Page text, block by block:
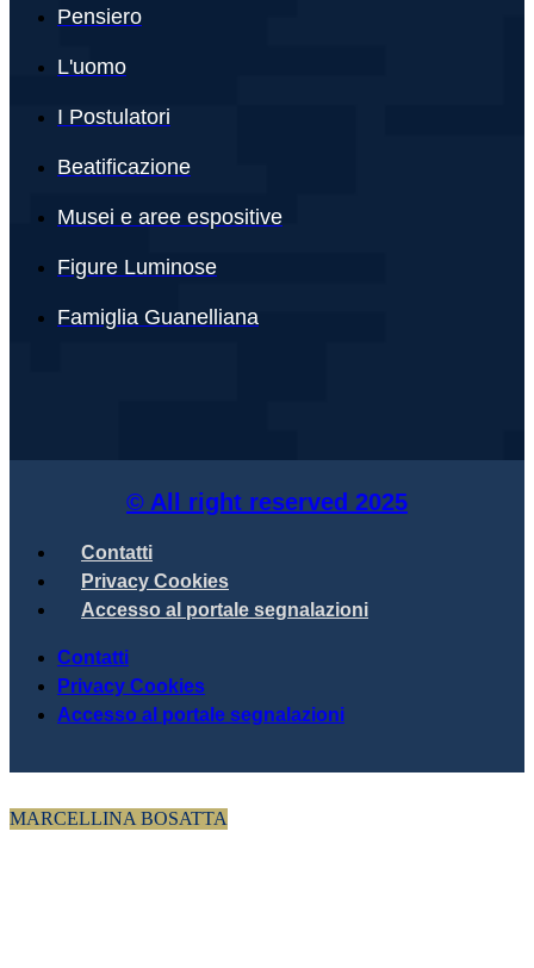
MARCELLINA BOSATTA
Pensiero
L'uomo
I Postulatori
Beatificazione
Musei e aree espositive
Figure Luminose
Famiglia Guanelliana
© All right reserved 2025
Contatti
Privacy Cookies
Accesso al portale segnalazioni
Contatti
Privacy Cookies
Accesso al portale segnalazioni